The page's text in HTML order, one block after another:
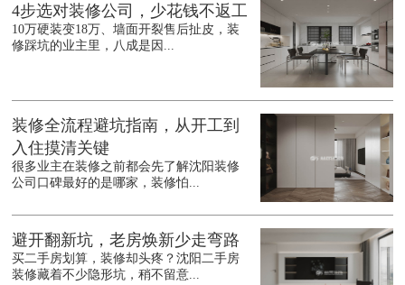
4步选对装修公司，少花钱不返工
10万硬装变18万、墙面开裂售后扯皮，装
修踩坑的业主里，八成是因...
装修全流程避坑指南，从开工到
入住摸清关键
很多业主在装修之前都会先了解沈阳装修
公司口碑最好的是哪家，装修怕...
避开翻新坑，老房焕新少走弯路
买二手房划算，装修却头疼？沈阳二手房
装修藏着不少隐形坑，稍不留意...